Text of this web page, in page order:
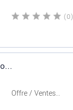
(0)
Offre / Ventes...